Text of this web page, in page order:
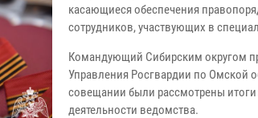
касающиеся обеспечения
сотрудников, участвующих в
Командующий Сибирским округом
Управления Росгвардии по Омской
совещании были рассмотрены
деятельности ведомства.